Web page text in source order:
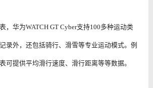
，华为WATCH GT Cyber支持100多种运动类
录外，还包括骑行、滑雪等专业运动模式。例
可提供平均滑行速度、滑行距离等等数据。